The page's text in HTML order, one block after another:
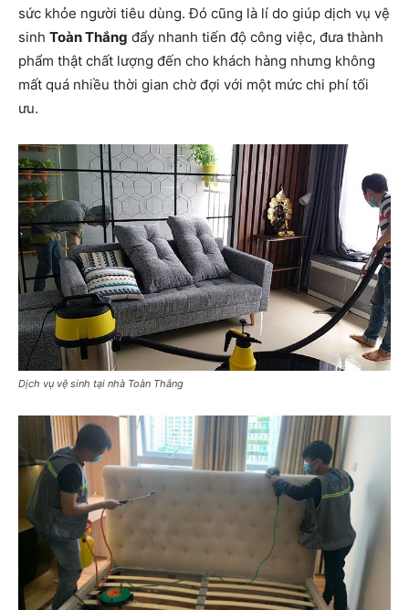
sức khỏe người tiêu dùng. Đó cũng là lí do giúp dịch vụ vệ
sinh Toàn Thắng đẩy nhanh tiến độ công việc, đưa thành
phẩm thật chất lượng đến cho khách hàng nhưng không
mất quá nhiều thời gian chờ đợi với một mức chi phí tối
ưu.
Dịch vụ vệ sinh tại nhà Toàn Thắng